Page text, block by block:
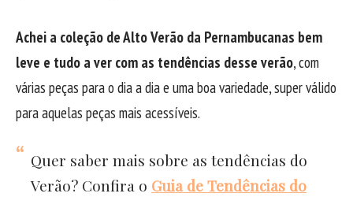
Achei a coleção de Alto Verão da Pernambucanas bem
leve e tudo a ver com as tendências desse verão, com
várias peças para o dia a dia e uma boa variedade, super válido
para aquelas peças mais acessíveis.
Quer saber mais sobre as tendências do
Verão? Confira o Guia de Tendências do